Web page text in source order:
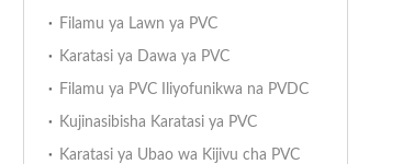
Filamu ya Lawn ya PVC
Karatasi ya Dawa ya PVC
Filamu ya PVC Iliyofunikwa na PVDC
Kujinasibisha Karatasi ya PVC
Karatasi ya Ubao wa Kijivu cha PVC